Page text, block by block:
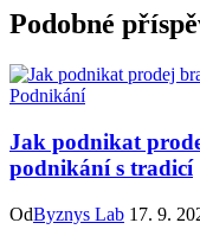
Podobné
Podnikání
Jak podnikat
podnikání s tradicí
OdByznys Lab 17. 9.